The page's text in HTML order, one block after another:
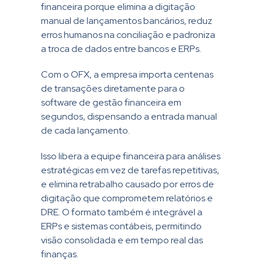
financeira porque elimina a digitação
manual de lançamentos bancários, reduz
erros humanos na conciliação e padroniza
a troca de dados entre bancos e ERPs.
Com o OFX, a empresa importa centenas
de transações diretamente para o
software de gestão financeira em
segundos, dispensando a entrada manual
de cada lançamento.
Isso libera a equipe financeira para análises
estratégicas em vez de tarefas repetitivas,
e elimina retrabalho causado por erros de
digitação que comprometem relatórios e
DRE. O formato também é integrável a
ERPs e sistemas contábeis, permitindo
visão consolidada e em tempo real das
finanças.